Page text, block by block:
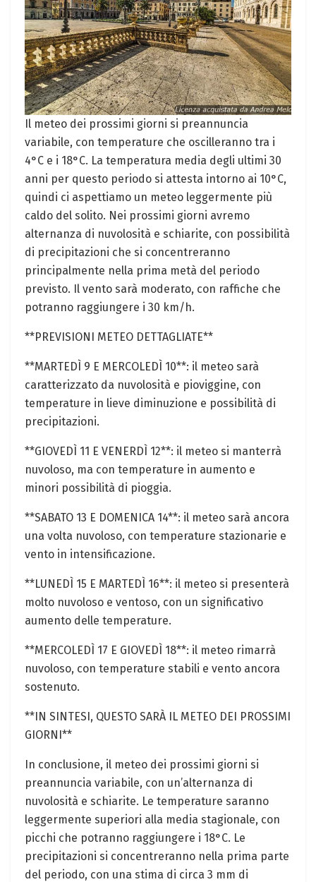
Il meteo dei prossimi giorni si preannuncia
variabile, con temperature che oscilleranno tra i
4°C e i 18°C. La temperatura media degli ultimi 30
anni per questo periodo si attesta intorno ai 10°C,
quindi ci aspettiamo un meteo leggermente più
caldo del solito. Nei prossimi giorni avremo
alternanza di nuvolosità e schiarite, con possibilità
di precipitazioni che si concentreranno
principalmente nella prima metà del periodo
previsto. Il vento sarà moderato, con raffiche che
potranno raggiungere i 30 km/h.
**PREVISIONI METEO DETTAGLIATE**
**MARTEDÌ 9 E MERCOLEDÌ 10**: il meteo sarà
caratterizzato da nuvolosità e pioviggine, con
temperature in lieve diminuzione e possibilità di
precipitazioni.
**GIOVEDÌ 11 E VENERDÌ 12**: il meteo si manterrà
nuvoloso, ma con temperature in aumento e
minori possibilità di pioggia.
**SABATO 13 E DOMENICA 14**: il meteo sarà ancora
una volta nuvoloso, con temperature stazionarie e
vento in intensificazione.
**LUNEDÌ 15 E MARTEDÌ 16**: il meteo si presenterà
molto nuvoloso e ventoso, con un significativo
aumento delle temperature.
**MERCOLEDÌ 17 E GIOVEDÌ 18**: il meteo rimarrà
nuvoloso, con temperature stabili e vento ancora
sostenuto.
**IN SINTESI, QUESTO SARÀ IL METEO DEI PROSSIMI
GIORNI**
In conclusione, il meteo dei prossimi giorni si
preannuncia variabile, con un’alternanza di
nuvolosità e schiarite. Le temperature saranno
leggermente superiori alla media stagionale, con
picchi che potranno raggiungere i 18°C. Le
precipitazioni si concentreranno nella prima parte
del periodo, con una stima di circa 3 mm di